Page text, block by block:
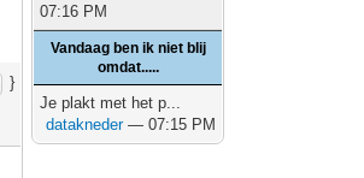
}
07:16 PM
Vandaag ben ik niet blij
omdat.....
Je plakt met het p...
datakneder— 07:15 PM